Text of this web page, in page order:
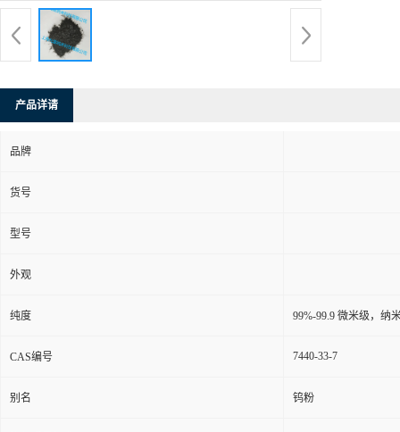
产品详请
品牌
货号
型号
外观
纯度 99%-99.9 微米级，纳
CAS编号 7440-33-7
别名 钨粉